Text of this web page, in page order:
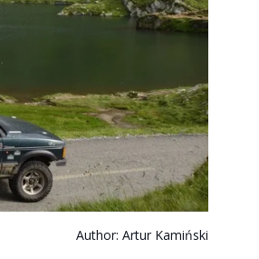
Author: Artur Kamiński